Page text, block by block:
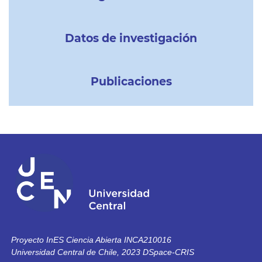
Datos de investigación
Publicaciones
Proyecto InES Ciencia Abierta INCA210016
Universidad Central de Chile, 2023 DSpace-CRIS